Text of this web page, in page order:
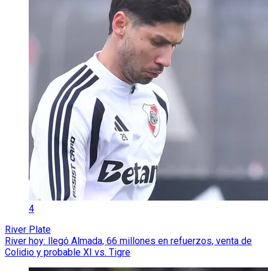
4
River Plate
River hoy: llegó Almada, 66 millones en refuerzos, venta de
Colidio y probable XI vs. Tigre